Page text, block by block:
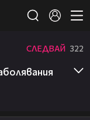
СЛЕДВАЙ 322